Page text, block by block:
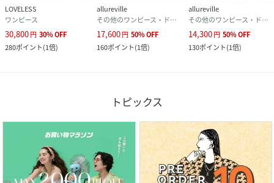
LOVELESS
ワンピース
30,800円 30%OFF
280ポイント(1倍)
allureville
その他のワンピース・ドレス
17,600円 50%OFF
160ポイント(1倍)
allureville
その他のワンピース・ドレス
14,300円 50%OFF
130ポイント(1倍)
トピックス